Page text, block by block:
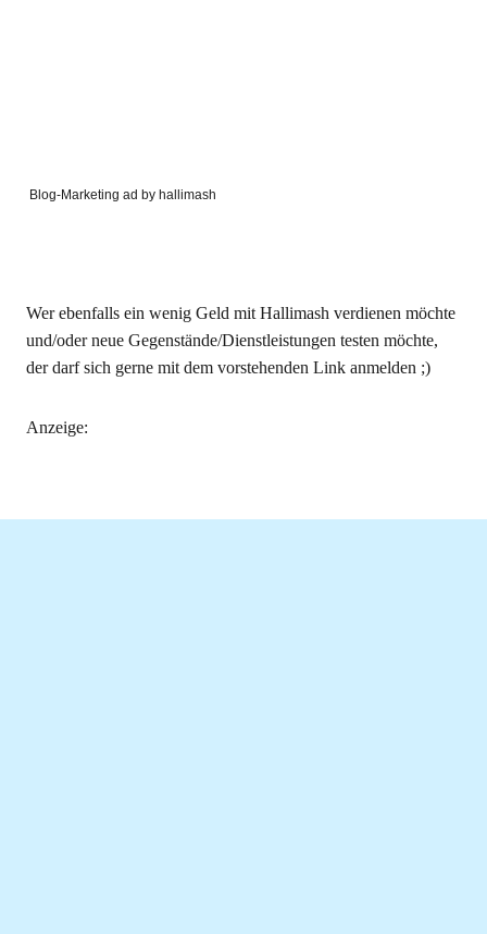
Blog-Marketing ad by hallimash
Wer ebenfalls ein wenig Geld mit Hallimash verdienen möchte
und/oder neue Gegenstände/Dienstleistungen testen möchte,
der darf sich gerne mit dem vorstehenden Link anmelden ;)
Anzeige: